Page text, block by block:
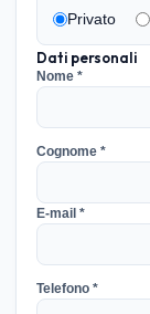
Privato
Dati personali
Nome *
Cognome *
E-mail *
Telefono *